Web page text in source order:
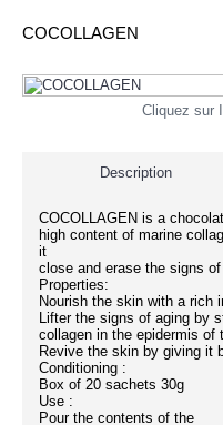
COCOLLAGEN
Cliquez sur
Description
COCOLLAGEN is a
high content of marine
it
close and erase the signs of
Properties:
Nourish the skin with a rich
Lifter the signs of aging by
collagen in the epidermis of
Revive the skin by giving it
Conditioning :
Box of 20 sachets 30g
Use :
Pour the contents of the